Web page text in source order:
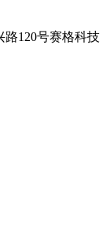
120号赛格科技